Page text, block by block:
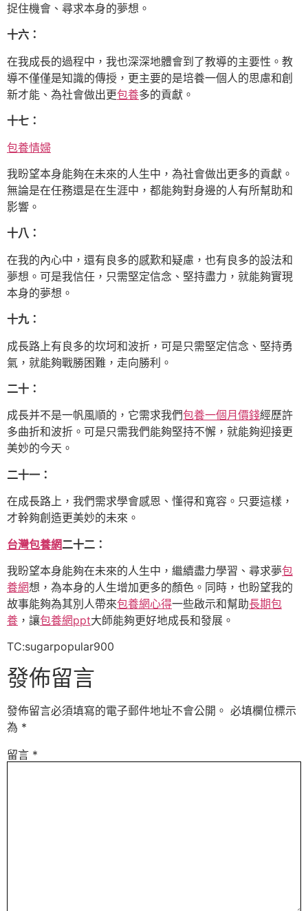
捉住機會、尋求本身的夢想。
十六：
在我成長的過程中，我也深深地體會到了教導的主要性。教
導不僅僅是知識的傳授，更主要的是培養一個人的思慮和創
新才能、為社會做出更包養多的貢獻。
十七：
包養情婦
我盼望本身能夠在未來的人生中，為社會做出更多的貢獻。
無論是在任務還是在生涯中，都能夠對身邊的人有所幫助和
影響。
十八：
在我的內心中，還有良多的感歎和疑慮，也有良多的設法和
夢想。可是我信任，只需堅定信念、堅持盡力，就能夠實現
本身的夢想。
十九：
成長路上有良多的坎坷和波折，可是只需堅定信念、堅持勇
氣，就能夠戰勝困難，走向勝利。
二十：
成長并不是一帆風順的，它需求我們包養一個月價錢經歷許
多曲折和波折。可是只需我們能夠堅持不懈，就能夠迎接更
美妙的今天。
二十一：
在成長路上，我們需求學會感恩、懂得和寬容。只要這樣，
才幹夠創造更美妙的未來。
台灣包養網二十二：
我盼望本身能夠在未來的人生中，繼續盡力學習、尋求夢包
養網想，為本身的人生增加更多的顏色。同時，也盼望我的
故事能夠為其別人帶來包養網心得一些啟示和幫助長期包
養 ，讓包養網ppt大師能夠更好地成長和發展。
TC:sugarpopular900
發佈留言
發佈留言必須填寫的電子郵件地址不會公開。 必填欄位標示
為 *
留言 *